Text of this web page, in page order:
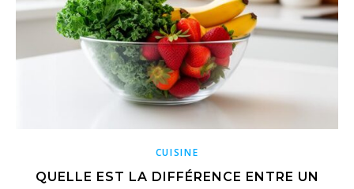
CUISINE
QUELLE EST LA DIFFÉRENCE ENTRE UN